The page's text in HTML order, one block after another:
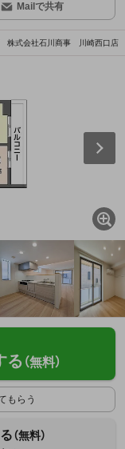
Mailで共有
株式会社石川商事 川崎西口店
る （無料）
もらう
（無料）